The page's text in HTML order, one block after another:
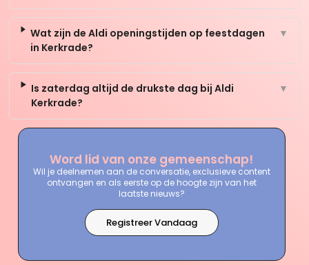
Wat zijn de Aldi openingstijden op feestdagen
in Kerkrade?
▼
Is zaterdag altijd de drukste dag bij Aldi
Kerkrade?
▼
Word lid van onze gemeenschap!
Wil je deelnemen aan de conversatie, exclusieve content
ontvangen en als eerste op de hoogte zijn van het
laatste nieuws?
Registreer Vandaag